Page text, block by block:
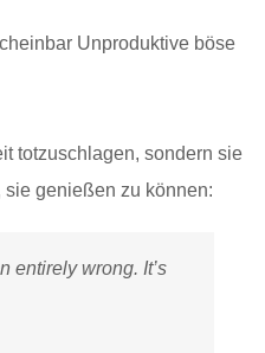
Unproduktive böse
totzuschlagen, sondern sie
sie genießen zu können:
entirely wrong. It’s